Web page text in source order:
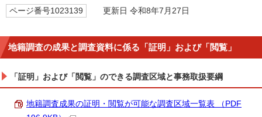
ページ番号1023139 更新日 令和8年7月27日
地籍調査の成果と調査資料に係る「証明」および「閲覧」
「証明」および「閲覧」のできる調査区域と事務取扱要綱
地籍調査成果の証明・閲覧が可能な調査区域一覧表 （PDF